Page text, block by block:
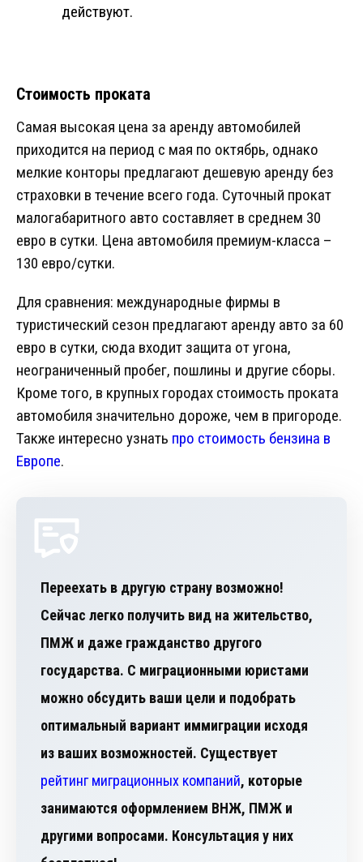
действуют.
Стоимость проката
Самая высокая цена за аренду автомобилей
приходится на период с мая по октябрь, однако
мелкие конторы предлагают дешевую аренду без
страховки в течение всего года. Суточный прокат
малогабаритного авто составляет в среднем 30
евро в сутки. Цена автомобиля премиум-класса –
130 евро/сутки.
Для сравнения: международные фирмы в
туристический сезон предлагают аренду авто за 60
евро в сутки, сюда входит защита от угона,
неограниченный пробег, пошлины и другие сборы.
Кроме того, в крупных городах стоимость проката
автомобиля значительно дороже, чем в пригороде.
Также интересно узнать про стоимость бензина в
Европе.
Переехать в другую страну возможно!
Сейчас легко получить вид на жительство,
ПМЖ и даже гражданство другого
государства. С миграционными юристами
можно обсудить ваши цели и подобрать
оптимальный вариант иммиграции исходя
из ваших возможностей. Существует
рейтинг миграционных компаний, которые
занимаются оформлением ВНЖ, ПМЖ и
другими вопросами. Консультация у них